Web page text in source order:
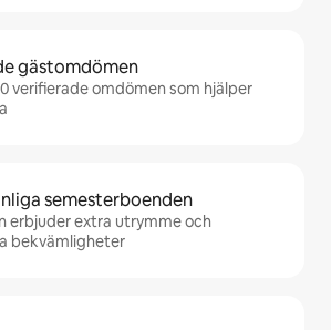
gästomdömen
verifierade omdömen som hjälper
semesterboenden
erbjuder extra utrymme och
bekvämligheter